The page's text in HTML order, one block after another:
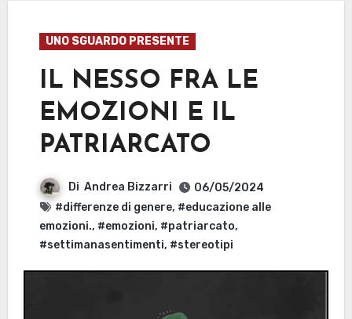
UNO SGUARDO PRESENTE
IL NESSO FRA LE
EMOZIONI E IL
PATRIARCATO
Di Andrea Bizzarri
06/05/2024
#differenze di genere, #educazione alle
emozioni., #emozioni, #patriarcato,
#settimanasentimenti, #stereotipi